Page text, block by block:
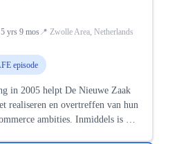
yrs 9 mos Zwolle Area, Netherlands
episode
in 2005 helpt De Nieuwe Zaak
realiseren en overtreffen van hun
ambities. Inmiddels is De